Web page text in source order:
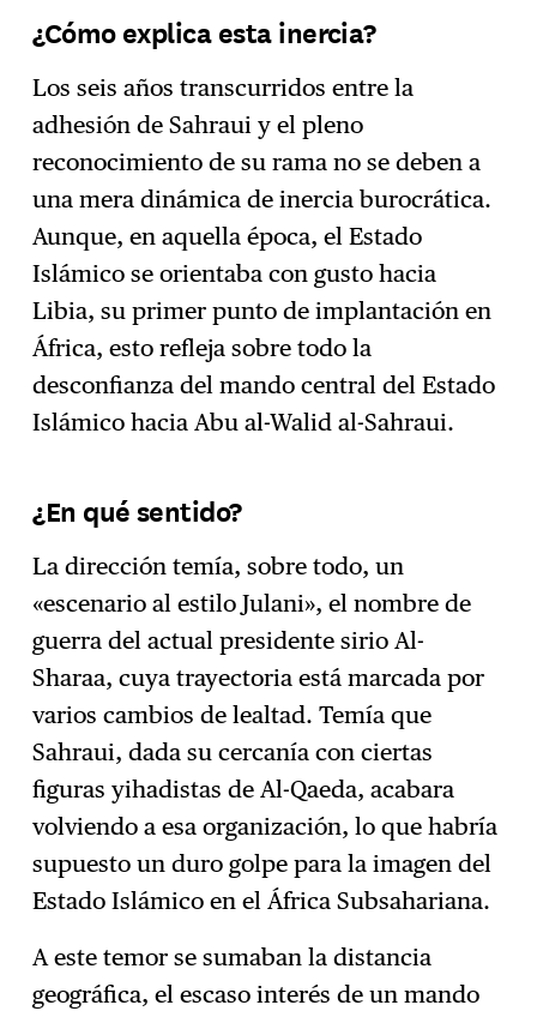
¿Cómo explica esta inercia?
Los seis años transcurridos entre la
adhesión de Sahraui y el pleno
reconocimiento de su rama no se deben a
una mera dinámica de inercia burocrática.
Aunque, en aquella época, el Estado
Islámico se orientaba con gusto hacia
Libia, su primer punto de implantación en
África, esto refleja sobre todo la
desconfianza del mando central del Estado
Islámico hacia Abu al-Walid al-Sahraui.
¿En qué sentido?
La dirección temía, sobre todo, un
«escenario al estilo Julani», el nombre de
guerra del actual presidente sirio Al-
Sharaa, cuya trayectoria está marcada por
varios cambios de lealtad. Temía que
Sahraui, dada su cercanía con ciertas
figuras yihadistas de Al-Qaeda, acabara
volviendo a esa organización, lo que habría
supuesto un duro golpe para la imagen del
Estado Islámico en el África Subsahariana.
A este temor se sumaban la distancia
geográfica, el escaso interés de un mando